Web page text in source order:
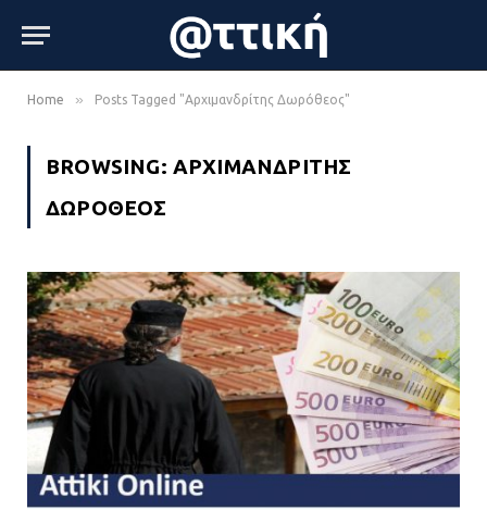
Home » Posts Tagged "Αρχιμανδρίτης Δωρόθεος"
BROWSING: ΑΡΧΙΜΑΝΔΡΊΤΗΣ
ΔΩΡΌΘΕΟΣ